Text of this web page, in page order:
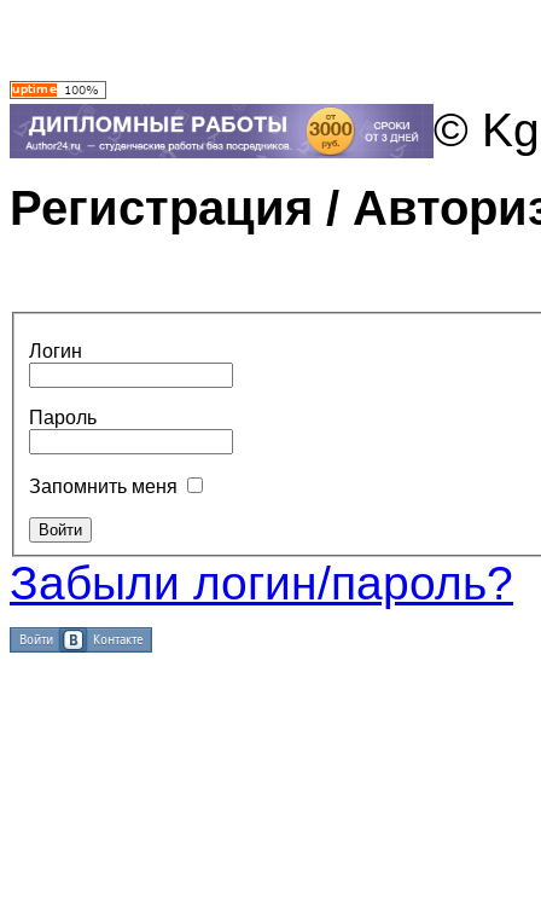
©
Регистрация /
Логин
Пароль
Запомнить меня
Забыли логин/пароль?